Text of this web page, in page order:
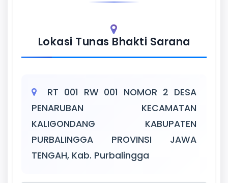
Lokasi Tunas Bhakti Sarana
RT 001 RW 001 NOMOR 2 DESA
PENARUBAN KECAMATAN
KALIGONDANG KABUPATEN
PURBALINGGA PROVINSI JAWA
TENGAH, Kab. Purbalingga